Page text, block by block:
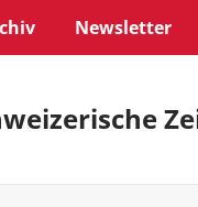
Newsletter